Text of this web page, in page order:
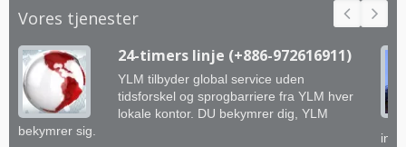
Vores tjenester
24-timers linje (+886-972616911)
YLM tilbyder global service uden
tidsforskel og sprogbarriere fra YLM hver
lokale kontor. DU bekymrer dig, YLM
bekymrer sig.